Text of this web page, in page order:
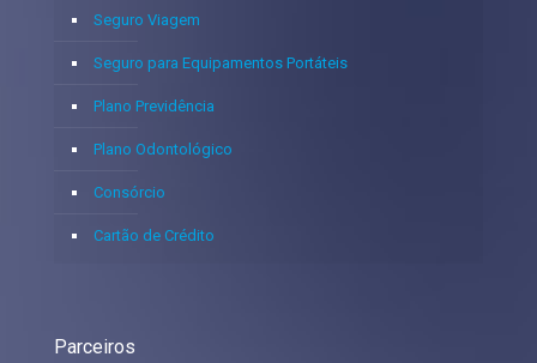
Seguro Viagem
Seguro para Equipamentos Portáteis
Plano Previdência
Plano Odontológico
Consórcio
Cartão de Crédito
Parceiros